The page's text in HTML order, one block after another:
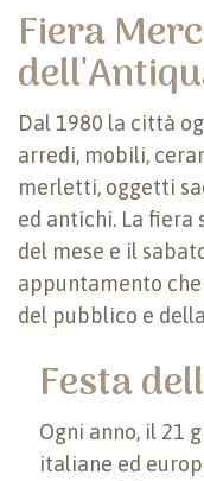
Fiera
Dal 1980 la città
arredi, mobili,
merletti, oggetti
ed antichi. La fiera
del mese e il
appuntamento
del pubblico e
Festa
Ogni anno, il 21
italiane ed